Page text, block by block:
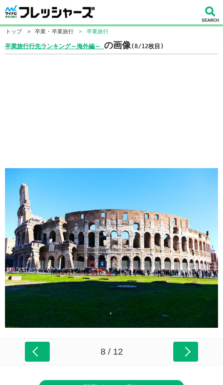
トップ > 卒業・卒業旅行 > 卒業旅行
卒業旅行行先ランキング～海外編～ の画像(8/12枚目)
8 / 12